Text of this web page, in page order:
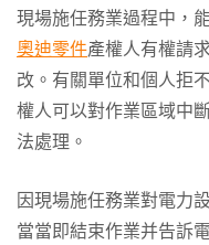
現場施任務業過程中，
奧迪零件產權人有權請
改。有關單位和個人拒
權人可以對作業區域中
法處理。
因現場施任務業對電力
當當即結束作業并告訴